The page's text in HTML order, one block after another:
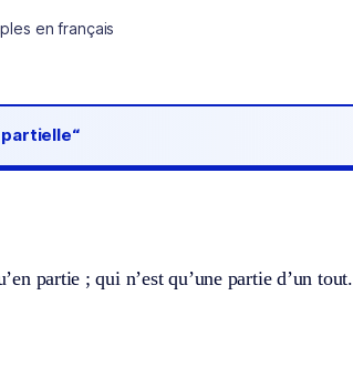
en français
partie ; qui n’est qu’une partie d’un tout.